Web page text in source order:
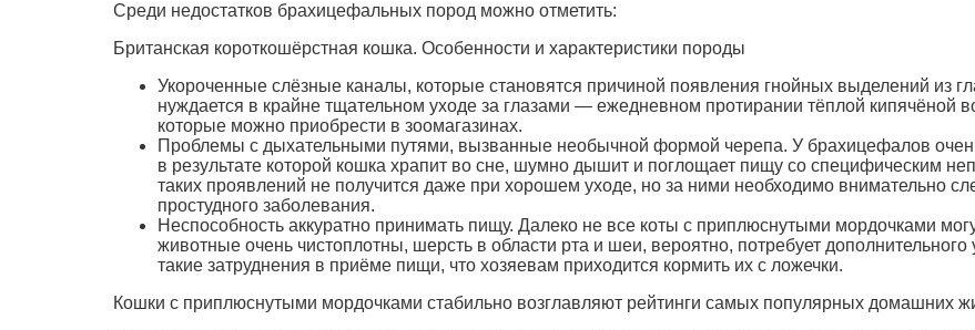
Среди недостатков брахицефальных пород можно отметить:
Британская короткошёрстная кошка. Особенности и характеристики породы
Укороченные слёзные каналы, которые становятся причиной появления гнойных выделений из
нуждается в крайне тщательном уходе за глазами — ежедневном протирании тёплой кипячёной
которые можно приобрести в зоомагазинах.
Проблемы с дыхательными путями, вызванные необычной формой черепа. У брахицефалов
в результате которой кошка храпит во сне, шумно дышит и поглощает пищу со специфическим
таких проявлений не получится даже при хорошем уходе, но за ними необходимо внимательно
простудного заболевания.
Неспособность аккуратно принимать пищу. Далеко не все коты с приплюснутыми мордочками
животные очень чистоплотны, шерсть в области рта и шеи, вероятно, потребует
такие затруднения в приёме пищи, что хозяевам приходится кормить их с ложечки.
Кошки с приплюснутыми мордочками стабильно возглавляют рейтинги самых популярных домашних